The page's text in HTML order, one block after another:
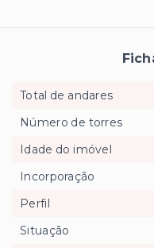
Total de andares
Número de torres
Idade do imóvel
Incorporação
Perfil
Situação